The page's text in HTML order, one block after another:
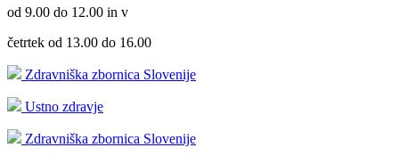
od 9.00 do 12.00 in v
četrtek od 13.00 do 16.00
Zdravniška zbornica Slovenije
Ustno zdravje
Zdravniška zbornica Slovenije